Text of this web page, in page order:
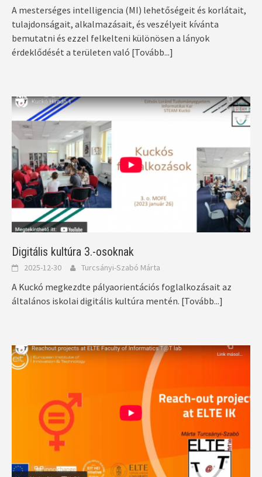
A mesterséges intelligencia (MI) lehetőségeit és korlátait,
tulajdonságait, alkalmazásait, és veszélyeit kívánta
bemutatni és ezzel felkelteni különösen a lányok
érdeklődését a területen való [Tovább...]
Digitális kultúra 3.-osoknak
2025-12-30 Turcsányi-Szabó Márta
A Kuckó megkezdte pályaorientációs foglalkozásait az
általános iskolai digitális kultúra mentén. [Tovább...]